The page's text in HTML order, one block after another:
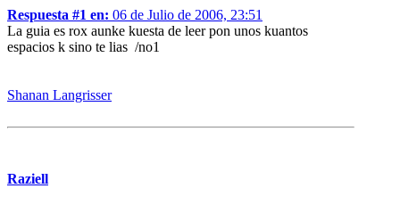
Respuesta #1 en: 06 de Julio de 2006, 23:51
La guia es rox aunke kuesta de leer pon unos kuantos
espacios k sino te lias /no1
Shanan Langrisser
Raziell